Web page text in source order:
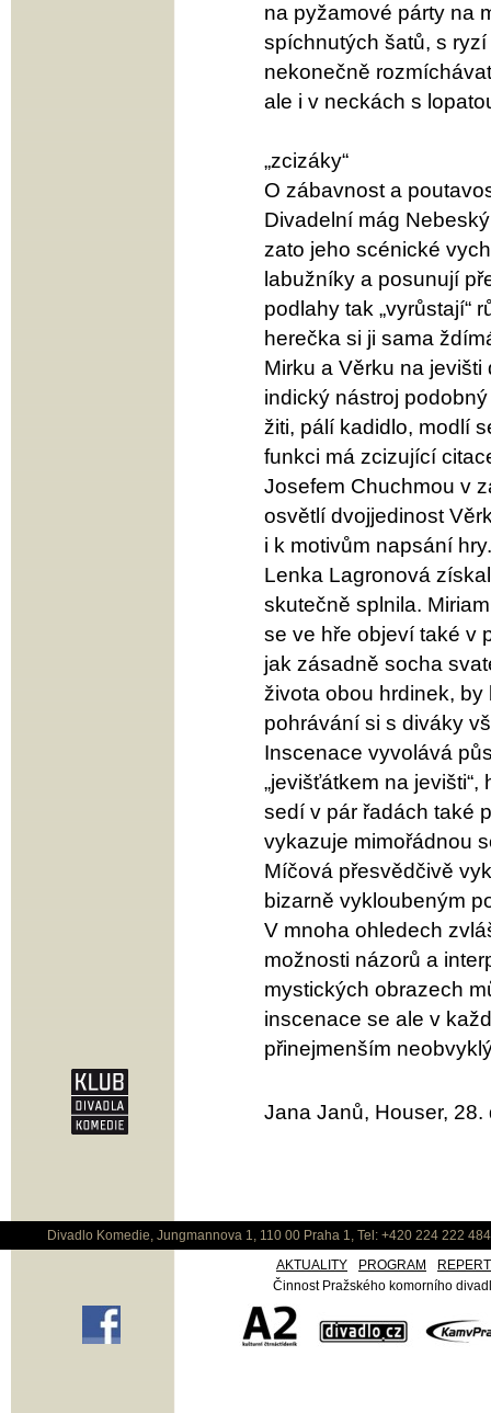
na pyžamové párty na
spíchnutých šatů, s
nekonečně
ale i v neckách s
„zcizáky“
O zábavnost a
Divadelní mág
zato jeho scénické
labužníky a posunují
podlahy tak „vyrůstají“
herečka si ji sama
Mirku a Věrku na
indický nástroj
žiti, pálí kadidlo, modlí
funkci má zcizující
Josefem Chuchmou v
osvětlí dvojjedinost
i k motivům napsání hry.
Lenka Lagronová
skutečně splnila.
se ve hře objeví také v
jak zásadně socha
života obou hrdinek,
pohrávání si s diváky
Inscenace vyvolává
„jevišťátkem na
sedí v pár řadách také
vykazuje mimořádnou
Míčová přesvědčivě
bizarně vykloubeným
V mnoha ohledech
možnosti názorů a
mystických obrazech
inscenace se ale v
přinejmenším
Jana Janů, Houser,
Divadlo Komedie, Jungmannova 1, 110 00 Praha 1, Tel: +420 224 222
AKTUALITY
PROGRAM
Činnost Pražského komorního